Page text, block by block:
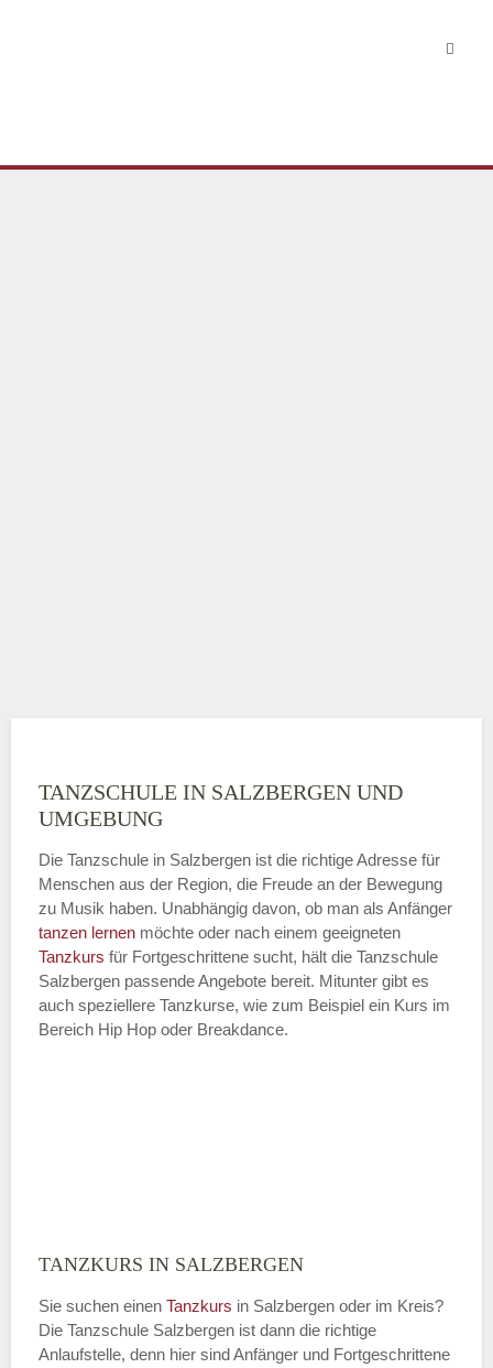
TANZSCHULE IN SALZBERGEN UND
UMGEBUNG
Die Tanzschule in Salzbergen ist die richtige Adresse für
Menschen aus der Region, die Freude an der Bewegung
zu Musik haben. Unabhängig davon, ob man als Anfänger
tanzen lernen möchte oder nach einem geeigneten
Tanzkurs für Fortgeschrittene sucht, hält die Tanzschule
Salzbergen passende Angebote bereit. Mitunter gibt es
auch speziellere Tanzkurse, wie zum Beispiel ein Kurs im
Bereich Hip Hop oder Breakdance.
TANZKURS IN SALZBERGEN
Sie suchen einen Tanzkurs in Salzbergen oder im Kreis?
Die Tanzschule Salzbergen ist dann die richtige
Anlaufstelle, denn hier sind Anfänger und Fortgeschrittene